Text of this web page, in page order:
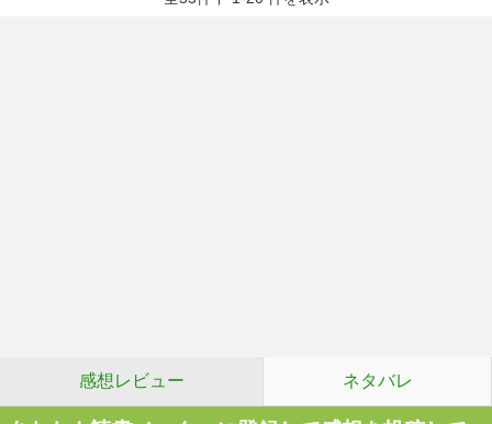
感想レビュー ネタバレ